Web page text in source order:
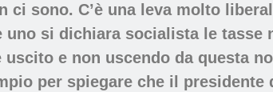
sono. C’è una leva molto
si dichiara socialista le tasse
e non uscendo da questa
per spiegare che il presidente